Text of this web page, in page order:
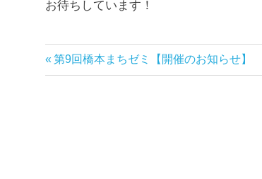
お待ちしています！
投
前
の
第9回橋本まちゼミ【開催のお知らせ】